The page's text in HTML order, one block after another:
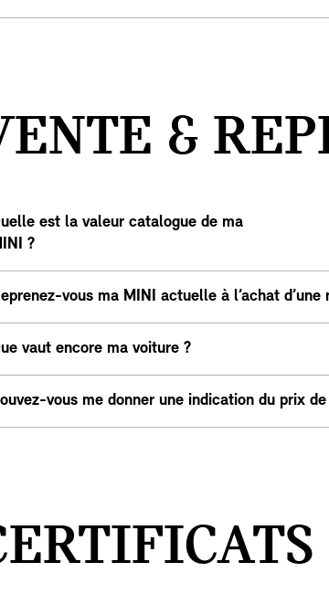
&
est la valeur catalogue de ma
?
vous ma MINI actuelle à l’achat d’une
vaut encore ma voiture ?
vous me donner une indication du prix